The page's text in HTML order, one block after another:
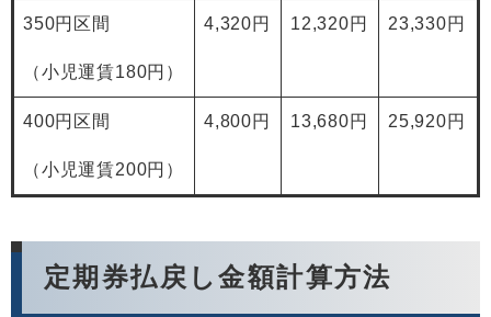
350円区間
（小児運賃180円）
4,320円 12,320円 23,330円
400円区間
（小児運賃200円）
4,800円 13,680円 25,920円
定期券払戻し金額計算方法